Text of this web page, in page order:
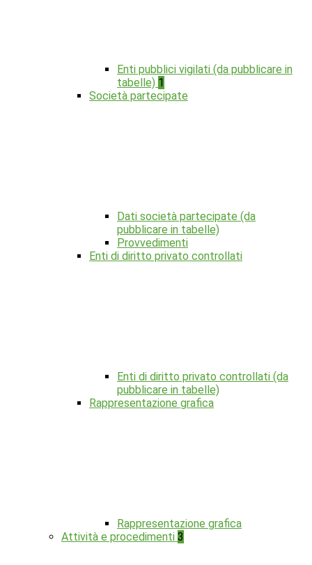
Enti pubblici vigilati (da pubblicare in
tabelle) 1
Società partecipate
Dati società partecipate (da
pubblicare in tabelle)
Provvedimenti
Enti di diritto privato controllati
Enti di diritto privato controllati (da
pubblicare in tabelle)
Rappresentazione grafica
Rappresentazione grafica
Attività e procedimenti 3